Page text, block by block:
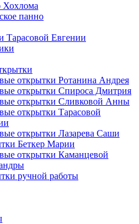
панно
Тарасовой Евгении
открытки Ротанина Андрея
открытки Спироса Дмитрия
открытки Сливковой Анны
открытки Тарасовой
открытки Лазарева Саши
Беткер Марии
открытки Каманцевой
ручной работы